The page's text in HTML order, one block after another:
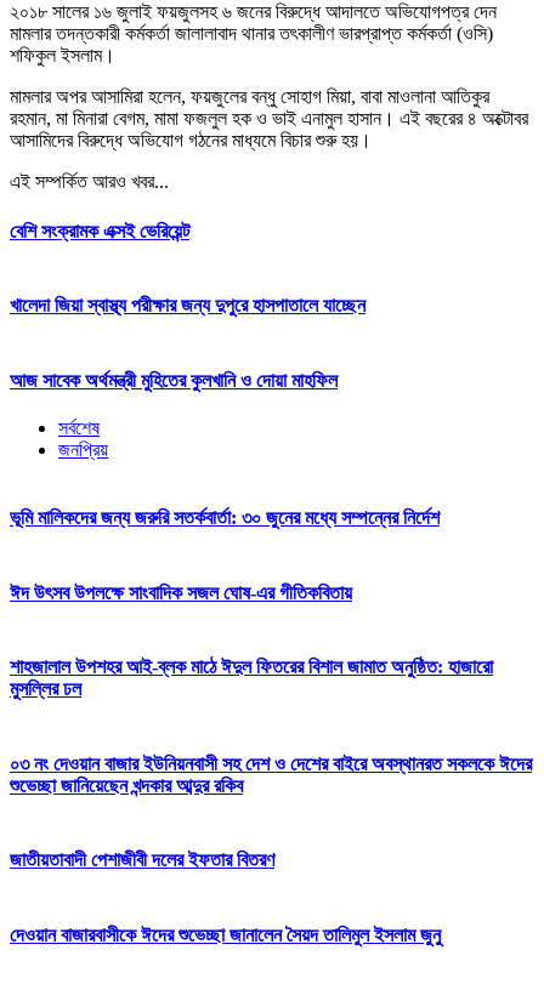
২০১৮ সালের ১৬ জুলাই ফয়জুলসহ ৬ জনের বিরুদ্ধে আদালতে অভিযোগপত্র দেন
মামলার তদন্তকারী কর্মকর্তা জালালাবাদ থানার তৎকালীণ ভারপ্রাপ্ত কর্মকর্তা (ওসি)
শফিকুল ইসলাম।
মামলার অপর আসামিরা হলেন, ফয়জুলের বন্ধু সোহাগ মিয়া, বাবা মাওলানা আতিকুর
রহমান, মা মিনারা বেগম, মামা ফজলুল হক ও ভাই এনামুল হাসান। এই বছরের ৪ অক্টোবর
আসামিদের বিরুদ্ধে অভিযোগ গঠনের মাধ্যমে বিচার শুরু হয়।
এই সম্পর্কিত আরও খবর...
বেশি সংক্রামক এক্সই ভেরিয়েন্ট
খালেদা জিয়া স্বাস্থ্য পরীক্ষার জন্য দুপুরে হাসপাতালে যাচ্ছেন
আজ সাবেক অর্থমন্ত্রী মুহিতের কুলখানি ও দোয়া মাহফিল
সর্বশেষ
জনপ্রিয়
ভূমি মালিকদের জন্য জরুরি সতর্কবার্তা: ৩০ জুনের মধ্যে সম্পন্নের নির্দেশ
ঈদ উৎসব উপলক্ষে সাংবাদিক সজল ঘোষ-এর গীতিকবিতায়
শাহজালাল উপশহর আই-ব্লক মাঠে ঈদুল ফিতরের বিশাল জামাত অনুষ্ঠিত: হাজারো
মুসল্লির ঢল
০৩ নং দেওয়ান বাজার ইউনিয়নবাসী সহ দেশ ও দেশের বাইরে অবস্থানরত সকলকে ঈদের
শুভেচ্ছা জানিয়েছেন খন্দকার আব্দুর রকিব
জাতীয়তাবাদী পেশাজীবী দলের ইফতার বিতরণ
দেওয়ান বাজারবাসীকে ঈদের শুভেচ্ছা জানালেন সৈয়দ তালিমুল ইসলাম জুনু